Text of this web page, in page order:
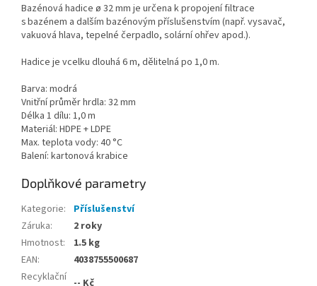
Bazénová hadice ø 32 mm je určena k propojení filtrace
s bazénem a dalším bazénovým příslušenstvím (např. vysavač,
vakuová hlava, tepelné čerpadlo, solární ohřev apod.).
Hadice je vcelku dlouhá 6 m, dělitelná po 1,0 m.
Barva: modrá
Vnitřní průměr hrdla: 32 mm
Délka 1 dílu: 1,0 m
Materiál: HDPE + LDPE
Max. teplota vody: 40 °C
Balení: kartonová krabice
Doplňkové parametry
Kategorie:
Příslušenství
Záruka:
2 roky
Hmotnost:
1.5 kg
EAN:
4038755500687
Recyklační -- Kč